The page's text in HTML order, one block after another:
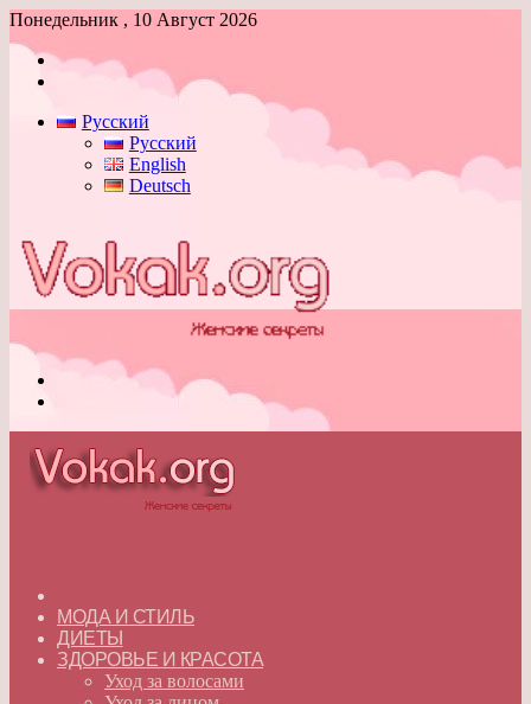
Понедельник , 10 Август 2026
Войти
Русский
Русский
English
Deutsch
МОДА И СТИЛЬ
ДИЕТЫ
ЗДОРОВЬЕ И КРАСОТА
Уход за волосами